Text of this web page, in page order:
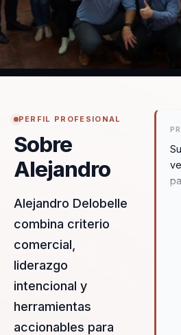
PERFIL PROFESIONAL
Sobre
Alejandro
Alejandro Delobelle
combina criterio
comercial,
liderazgo
intencional y
herramientas
accionables para